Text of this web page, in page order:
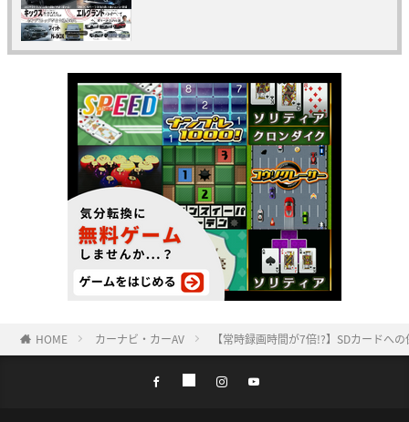
HOME カーナビ・カーAV 【常時録画時間が7倍!?】SDカードへ